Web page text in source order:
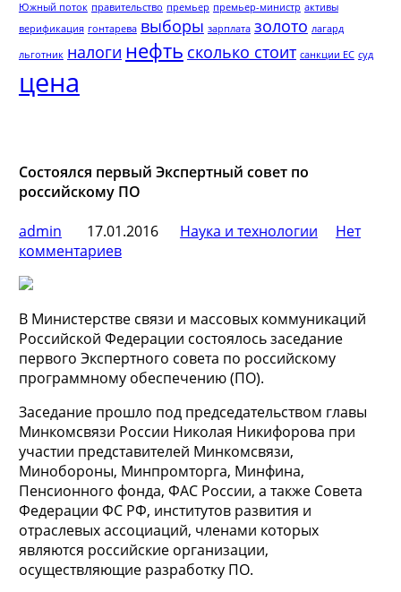
Южный поток правительство премьер премьер-министр активы
верификация гонтарева выборы зарплата золото лагард
льготник налоги нефть сколько стоит санкции ЕС суд
цена
Состоялся первый Экспертный совет по
российскому ПО
admin
17.01.2016 Наука и технологии
Нет
комментариев
В Министерстве связи и массовых коммуникаций
Российской Федерации состоялось заседание
первого Экспертного совета по российскому
программному обеспечению (ПО).
Заседание прошло под председательством главы
Минкомсвязи России Николая Никифорова при
участии представителей Минкомсвязи,
Минобороны, Минпромторга, Минфина,
Пенсионного фонда, ФАС России, а также Совета
Федерации ФС РФ, институтов развития и
отраслевых ассоциаций, членами которых
являются российские организации,
осуществляющие разработку ПО.